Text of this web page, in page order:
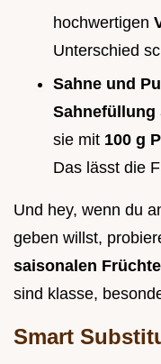
hochwertigen
Unterschied
Sahne und
Sahnefüllung
sie mit 100 g
Das lässt die
Und hey, wenn du
geben willst,
saisonalen
sind klasse,
Smart